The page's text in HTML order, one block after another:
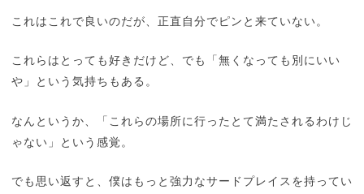
これはこれで良いのだが、正直自分でピンと来ていない。
これらはとっても好きだけど、でも「無くなっても別にいい
や」という気持ちもある。
なんというか、「これらの場所に行ったとて満たされるわけじ
ゃない」という感覚。
でも思い返すと、僕はもっと強力なサードプレイスを持ってい